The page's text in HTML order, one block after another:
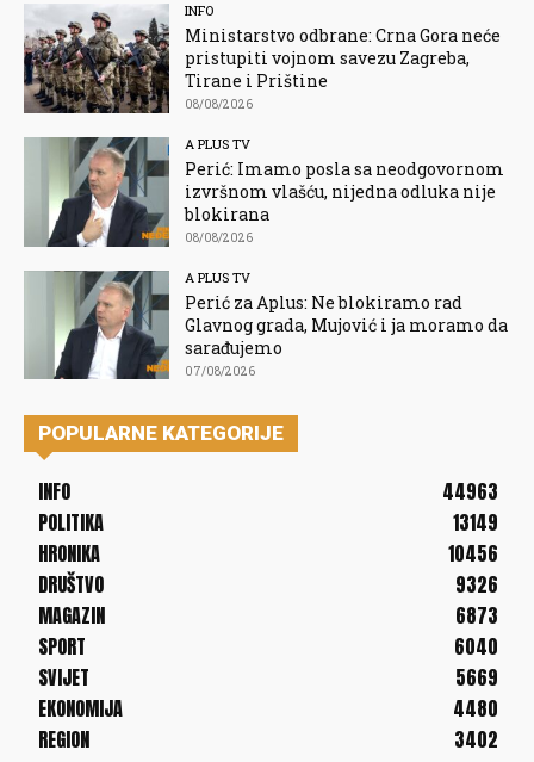
INFO
Ministarstvo odbrane: Crna Gora neće
pristupiti vojnom savezu Zagreba,
Tirane i Prištine
08/08/2026
A PLUS TV
Perić: Imamo posla sa neodgovornom
izvršnom vlašću, nijedna odluka nije
blokirana
08/08/2026
A PLUS TV
Perić za Aplus: Ne blokiramo rad
Glavnog grada, Mujović i ja moramo da
sarađujemo
07/08/2026
POPULARNE KATEGORIJE
INFO
44963
POLITIKA
13149
HRONIKA
10456
DRUŠTVO
9326
MAGAZIN
6873
SPORT
6040
SVIJET
5669
EKONOMIJA
4480
REGION
3402